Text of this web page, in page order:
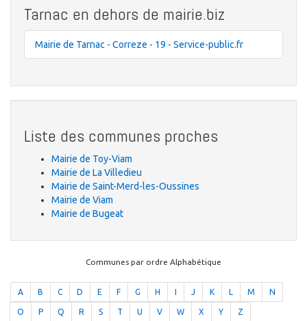
Tarnac en dehors de mairie.biz
Mairie de Tarnac - Correze - 19 - Service-public.fr
Liste des communes proches
Mairie de Toy-Viam
Mairie de La Villedieu
Mairie de Saint-Merd-les-Oussines
Mairie de Viam
Mairie de Bugeat
Communes par ordre Alphabétique
A B C D E F G H J K L M N
O P Q R S T U V W X Y Z